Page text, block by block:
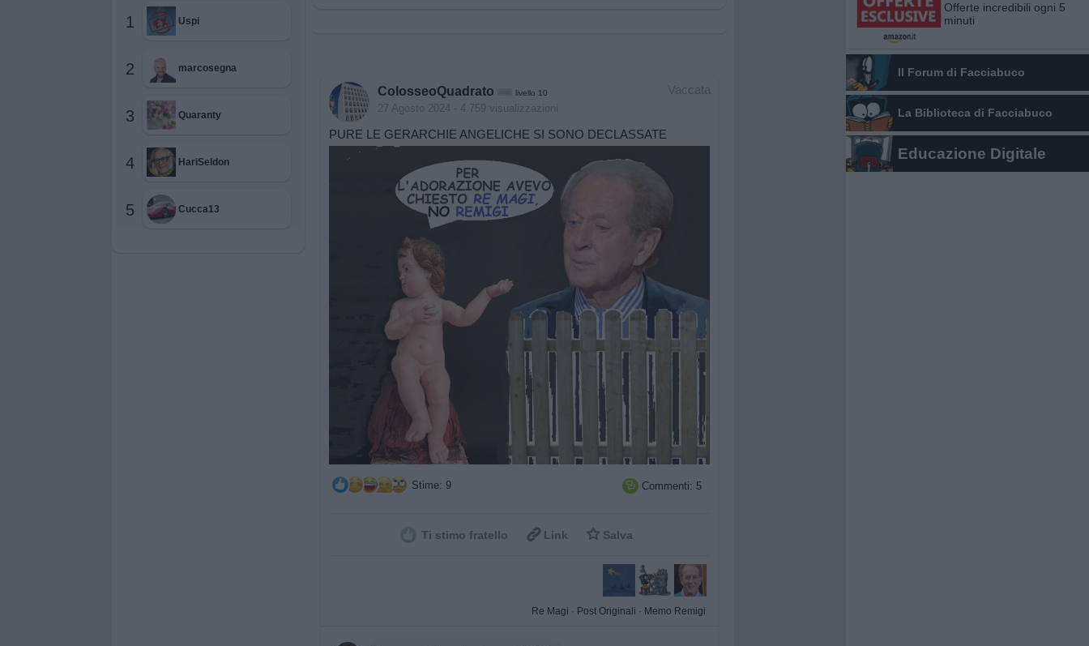
1 Uspi
2 marcosegna
3 Quaranty
4 HariSeldon
5 Cucca13
Vaccata
ColosseoQuadrato livello 10
27 Agosto 2024 - 4.759 visualizzazioni
PURE LE GERARCHIE ANGELICHE SI SONO DECLASSATE
Stime: 9  Commenti: 5
Ti stimo fratello  Link  Salva
Re Magi · Post Originali · Memo Remigi
Offerte incredibili ogni 5
minuti
Il Forum di Facciabuco
La Biblioteca di Facciabuco
Educazione Digitale